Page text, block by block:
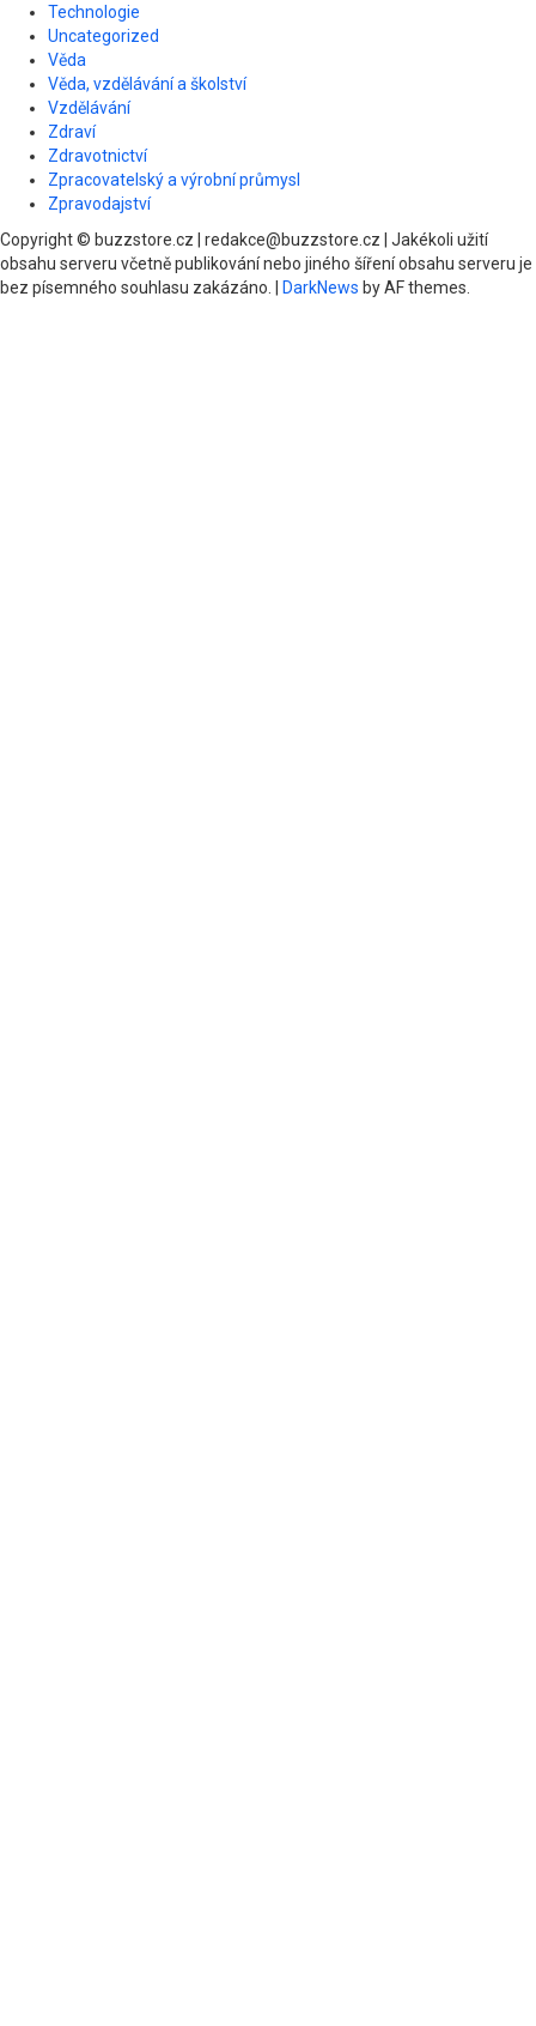
Technologie
Uncategorized
Věda
Věda, vzdělávání a školství
Vzdělávání
Zdraví
Zdravotnictví
Zpracovatelský a výrobní průmysl
Zpravodajství
Copyright © buzzstore.cz | redakce@buzzstore.cz | Jakékoli užití
obsahu serveru včetně publikování nebo jiného šíření obsahu serveru je
bez písemného souhlasu zakázáno.
DarkNews by AF themes.